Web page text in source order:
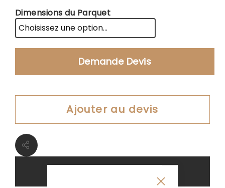
Dimensions du Parquet
Demande Devis
Ajouter au devis